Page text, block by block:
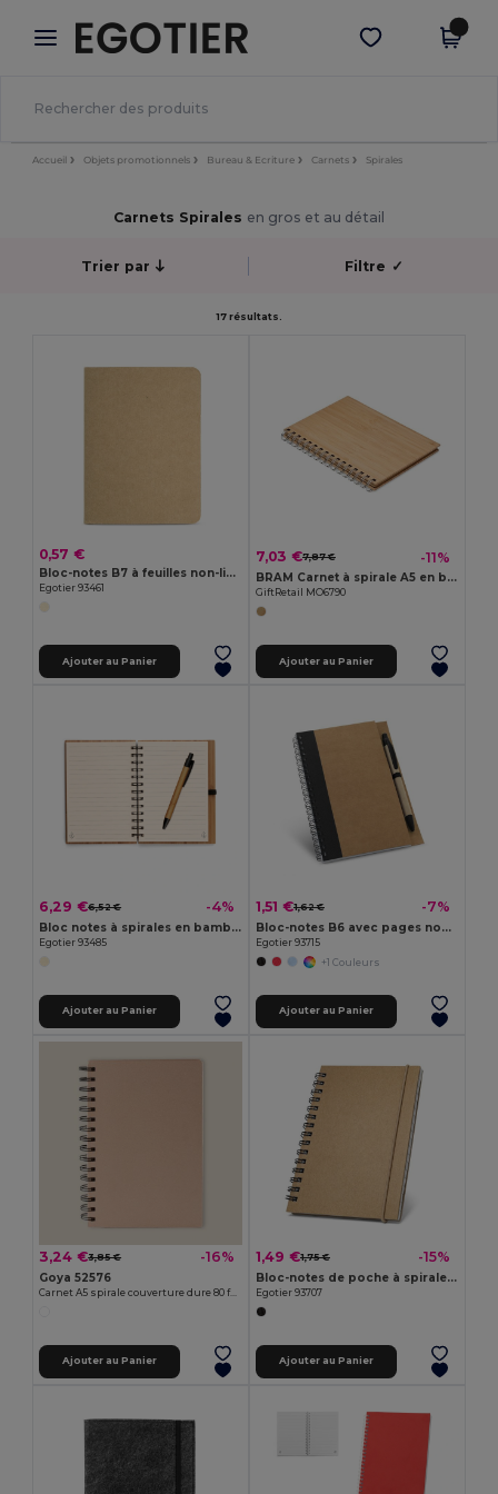
× Appli Egotier
Meilleurs prix sur l’app !
Obtenir l'appli
Accueil Objets promotionnels Bureau & Ecriture Carnets Spirales
Carnets Spirales en gros et au détail
Trier par Filtre ✓
17 résultats.
0,57 €
Bloc-notes B7 à feuilles non-lignées
Egotier 93461
Ajouter au Panier
7,03 €7,87 € -11%
BRAM Carnet à spirale A5 en bambou
GiftRetail MO6790
Ajouter au Panier
6,29 €6,52 € -4%
Bloc notes à spirales en bambou A5 avec papier 100% recyclé
Egotier 93485
Ajouter au Panier
1,51 €1,62 € -7%
Bloc-notes B6 avec pages non lignées
Egotier 93715
+1 Couleurs
Ajouter au Panier
3,24 €3,85 € -16%
Goya 52576
Carnet A5 spirale couverture dure 80 feuilles SISTELO
Ajouter au Panier
1,49 €1,75 € -15%
Bloc-notes de poche à spirale avec pages lignées
Egotier 93707
Ajouter au Panier